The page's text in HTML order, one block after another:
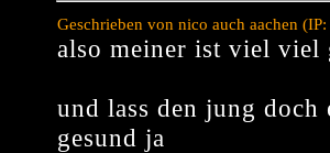
Geschrieben von nico auch aachen
also meiner ist viel viel
und lass den jung
gesund ja